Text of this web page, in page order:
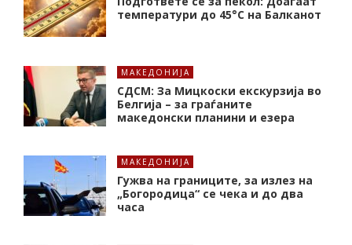
температури до 45°C на Балканот
МАКЕДОНИЈА
СДСМ: За Мицкоски екскурзија во
Белгија – за граѓаните
македонски планини и езера
МАКЕДОНИЈА
Гужва на границите, за излез на
„Богородица“ се чека и до два
часа